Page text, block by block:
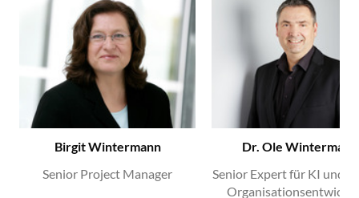
Birgit Wintermann
Senior Project Manager
Dr. Ole Wintermann
Senior Expert für KI und